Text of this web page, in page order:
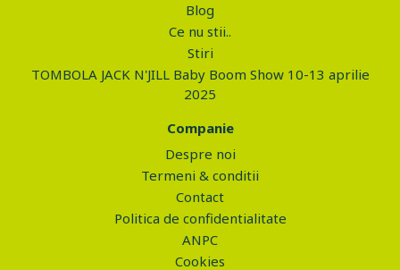
Blog
Ce nu stii..
Stiri
TOMBOLA JACK N'JILL Baby Boom Show 10-13 aprilie
2025
Companie
Despre noi
Termeni & conditii
Contact
Politica de confidentialitate
ANPC
Cookies